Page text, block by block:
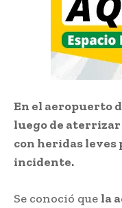
En el aeropuerto
luego de
con heridas
incidente.
Se conoció que la